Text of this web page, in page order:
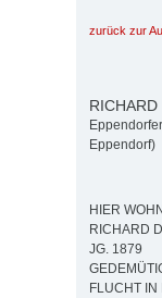
zurück zur
Eppendorf)
HIER
RICHARD
JG. 1879
FLUCHT IN